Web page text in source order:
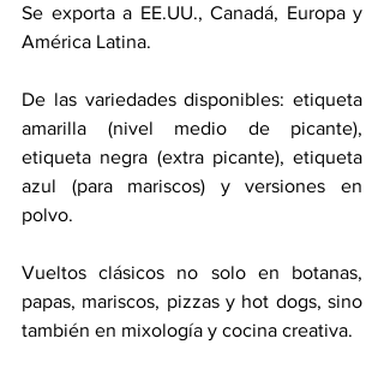
Se exporta a EE.UU., Canadá, Europa y
América Latina.
De las variedades disponibles: etiqueta
amarilla (nivel medio de picante),
etiqueta negra (extra picante), etiqueta
azul (para mariscos) y versiones en
polvo.
Vueltos clásicos no solo en botanas,
papas, mariscos, pizzas y hot dogs, sino
también en mixología y cocina creativa.